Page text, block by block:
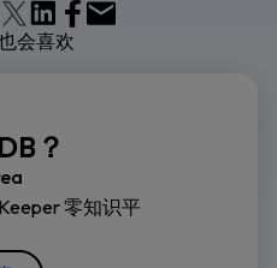
会喜欢
？
零知识平